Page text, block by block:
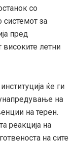
со
за
пред
високите летни
ќе ги
на
на терен.
реакција на
на сите